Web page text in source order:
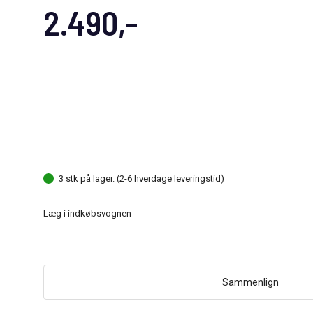
2.490,-
3 stk på lager. (2-6 hverdage leveringstid)
Læg i indkøbsvognen
Sammenlign